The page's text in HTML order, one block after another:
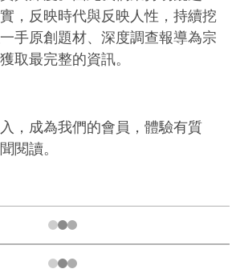
，反映時代與反映人性，持續挖
手原創題材、深度調查報導為宗
取最完整的資訊。
，成為我們的會員，體驗有質
閱讀。